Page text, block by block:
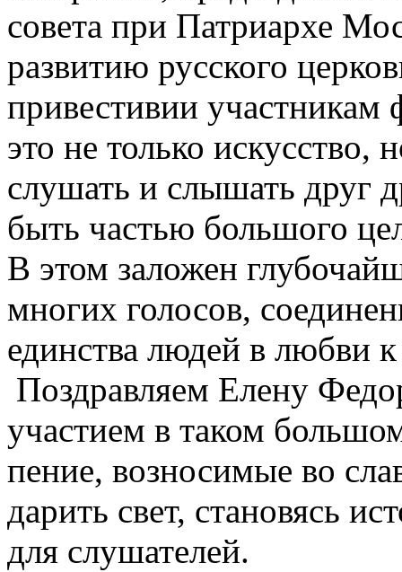
совета при Патриархе
развитию русского
привестивии
это не только
слушать и слышать друг
быть частью большого
В этом заложен
многих голосов,
единства людей в любви
Поздравляем Елену
участием в таком
пение, возносимые во
дарить свет, становясь
для слушателей.